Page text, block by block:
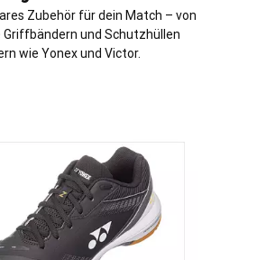
Zubehör für dein Match – von
Griffbändern und Schutzhüllen
wie Yonex und Victor.